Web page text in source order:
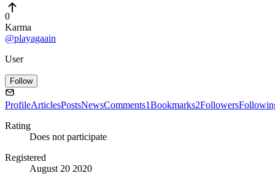
0
Karma
@playagaain
User
Follow
ProfileArticlesPostsNewsComments1Bookmarks2Followers
Rating
Does not participate
Registered
August 20 2020